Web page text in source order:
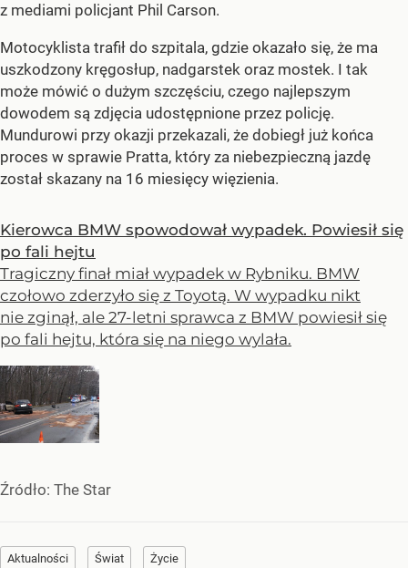
z mediami policjant Phil Carson.
Motocyklista trafił do szpitala, gdzie okazało się, że ma
uszkodzony kręgosłup, nadgarstek oraz mostek. I tak
może mówić o dużym szczęściu, czego najlepszym
dowodem są zdjęcia udostępnione przez policję.
Mundurowi przy okazji przekazali, że dobiegł już końca
proces w sprawie Pratta, który za niebezpieczną jazdę
został skazany na 16 miesięcy więzienia.
Kierowca BMW spowodował wypadek. Powiesił się
po fali hejtu
Tragiczny finał miał wypadek w Rybniku. BMW
czołowo zderzyło się z Toyotą. W wypadku nikt
nie zginął, ale 27-letni sprawca z BMW powiesił się
po fali hejtu, która się na niego wylała.
Źródło: The Star
Aktualności Świat Życie